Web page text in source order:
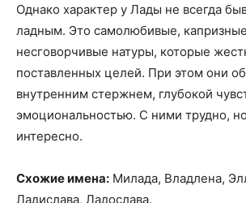
Однако характер у Лады не всегда
ладным. Это самолюбивые,
несговорчивые натуры, которые
поставленных целей. При этом они
внутренним стержнем, глубокой
эмоциональностью. С ними трудно,
интересно.
Схожие имена: Милада, Владлена,
Ладислава, Ладослава.